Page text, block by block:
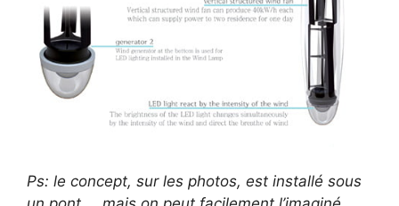
Ps: le concept, sur les photos, est installé sous